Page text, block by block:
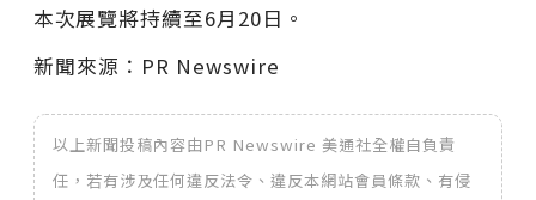
本次展覽將持續至6月20日。
新聞來源：PR Newswire
以上新聞投稿內容由PR Newswire 美通社全權自負責
任，若有涉及任何違反法令、違反本網站會員條款、有侵